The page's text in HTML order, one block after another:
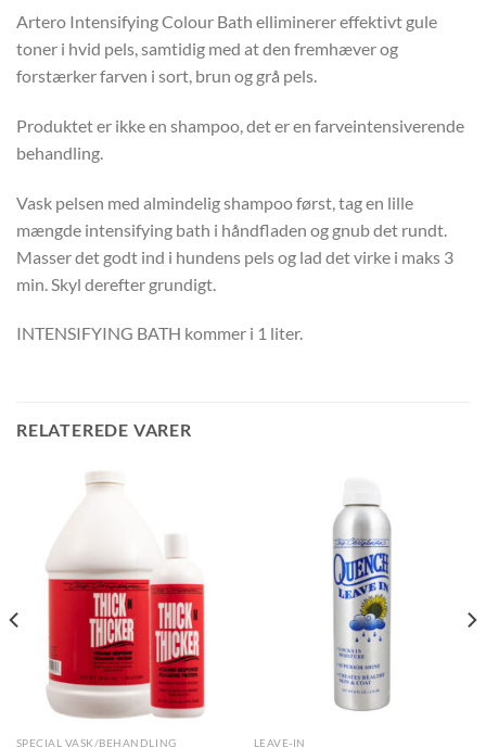
Artero Intensifying Colour Bath elliminerer effektivt gule
toner i hvid pels, samtidig med at den fremhæver og
forstærker farven i sort, brun og grå pels.
Produktet er ikke en shampoo, det er en farveintensiverende
behandling.
Vask pelsen med almindelig shampoo først, tag en lille
mængde intensifying bath i håndfladen og gnub det rundt.
Masser det godt ind i hundens pels og lad det virke i maks 3
min. Skyl derefter grundigt.
INTENSIFYING BATH kommer i 1 liter.
RELATEREDE VARER
SPECIAL VASK/BEHANDLING LEAVE-IN